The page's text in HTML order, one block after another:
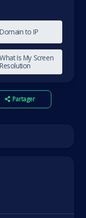
Domain to IP
What Is My Screen
Resolution
Partager